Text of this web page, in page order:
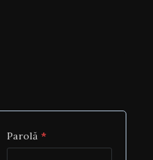
Parolă *